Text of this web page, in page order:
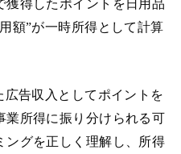
獲得したポイントを日用品
額”が一時所得として計算
告収入としてポイントを
業所得に振り分けられる可
ングを正しく理解し、所得